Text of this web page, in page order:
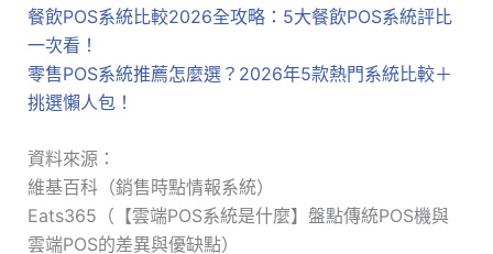
餐飲POS系統比較2026全攻略：5大餐飲POS系統評比
一次看！
零售POS系統推薦怎麼選？2026年5款熱門系統比較＋
挑選懶人包！
資料來源：
維基百科（銷售時點情報系統）
Eats365（【雲端POS系統是什麼】盤點傳統POS機與
雲端POS的差異與優缺點）